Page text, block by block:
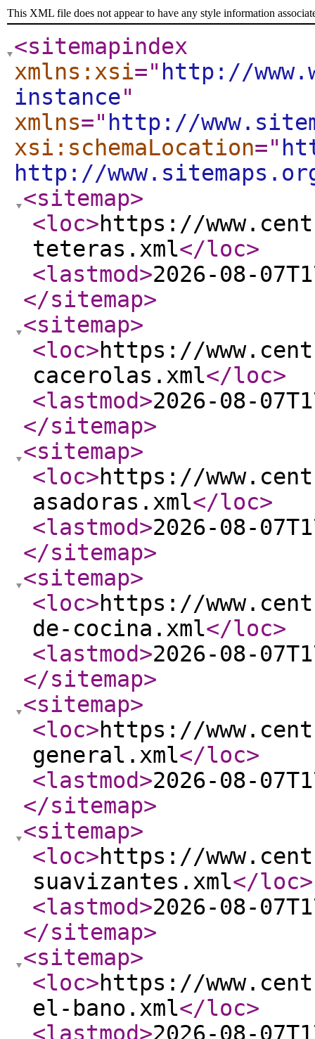
This XML file does not appear to have any style information
<sitemapindex
xmlns:xsi=" http://
instance"
xmlns=" http://
xsi:schemaLocation="
http://
<sitemap>
<loc>https://
teteras.xml</loc>
<lastmod>2026-08-
</sitemap>
<sitemap>
<loc>https://
cacerolas.xml</loc>
<lastmod>2026-08-
</sitemap>
<sitemap>
<loc>https://
asadoras.xml</loc>
<lastmod>2026-08-
</sitemap>
<sitemap>
<loc>https://
de-cocina.xml</loc>
<lastmod>2026-08-
</sitemap>
<sitemap>
<loc>https://
general.xml</loc>
<lastmod>2026-08-
</sitemap>
<sitemap>
<loc>https://
suavizantes.xml</loc>
<lastmod>2026-08-
</sitemap>
<sitemap>
<loc>https://
el-bano.xml</loc>
<lastmod>2026-08-